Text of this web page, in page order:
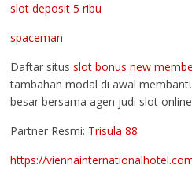
slot deposit 5 ribu
spaceman
Daftar situsslot bonus new
tambahan modal di awal
besar bersama agen judi slot
Partner Resmi: Trisula 88
https://